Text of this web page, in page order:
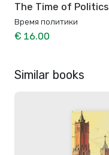
The Time of Politics
Время политики
€ 16.00
Similar books